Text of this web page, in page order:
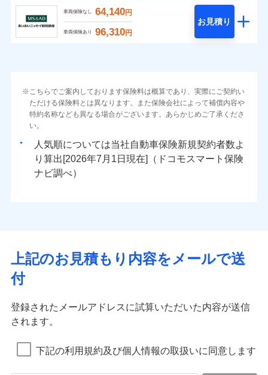
車両保険なし 64,140円
車両保険あり 96,310円
お見積り
こちらでご案内しております保険料は概算であり、実際にご契約い
ただける保険料とは異なります。また保険会社によって補償内容や
特約名称なども異なる場合がございます。あらかじめご了承くださ
い。
人気順については当社
新規契約者数よ
り算出[
年 月
日現在]（ドコモスマート保険
ナビ調べ）
上記のお見積もり内容をメールで送
付
登録されたメールアドレスに試算いただいた内容が送信
されます。
下記の利用規約及び個人情報の取扱いに同意します